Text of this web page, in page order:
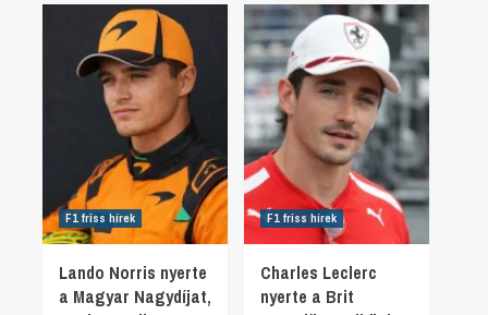
F1 friss hírek
Lando Norris nyerte
a Magyar Nagydíjat,
F1 friss hírek
Charles Leclerc
nyerte a Brit